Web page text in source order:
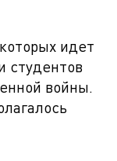
идет
студентов
войны.